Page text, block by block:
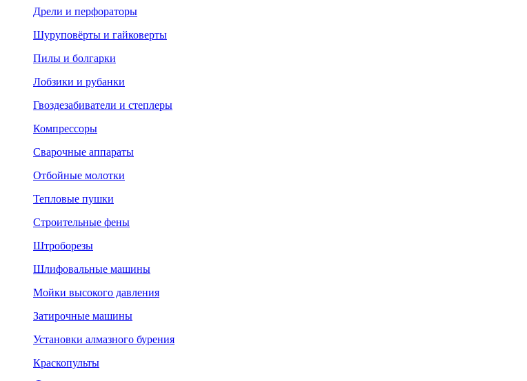
Дрели и перфораторы
Шуруповёрты и гайковерты
Пилы и болгарки
Лобзики и рубанки
Гвоздезабиватели и степлеры
Компрессоры
Сварочные аппараты
Отбойные молотки
Тепловые пушки
Строительные фены
Штроборезы
Шлифовальные машины
Мойки высокого давления
Затирочные машины
Установки алмазного бурения
Краскопульты